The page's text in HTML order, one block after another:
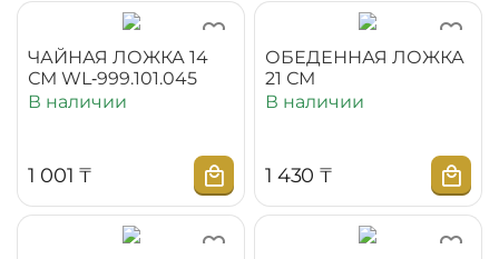
ЧАЙНАЯ ЛОЖКА 14
СМ WL‑999.101.045
В наличии
1 001 ₸
ОБЕДЕННАЯ ЛОЖКА
21 СМ
В наличии
1 430 ₸